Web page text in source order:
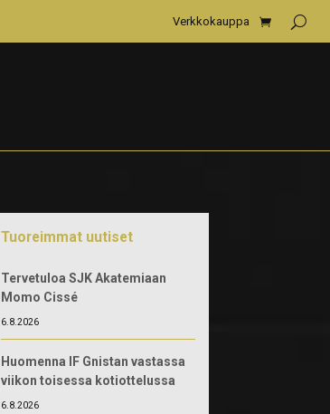
Verkkokauppa
Tuoreimmat uutiset
Tervetuloa SJK Akatemiaan
Momo Cissé
6.8.2026
Huomenna IF Gnistan vastassa
viikon toisessa kotiottelussa
6.8.2026